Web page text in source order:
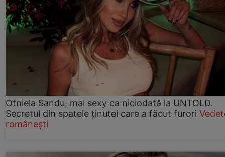
Otniela Sandu, mai sexy ca niciodată la UNTOLD.
Secretul din spatele ținutei care a făcut furori
românești